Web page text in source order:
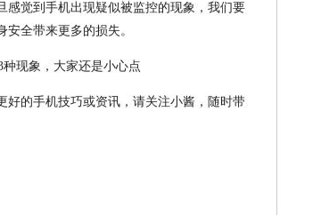
感觉到手机出现疑似被监控的现象，我们要
全带来更多的损失。
好的手机技巧或资讯，请关注小酱，随时带